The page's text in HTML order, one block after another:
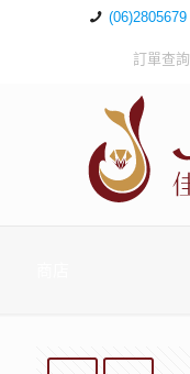
(06)2805679
訂單查詢